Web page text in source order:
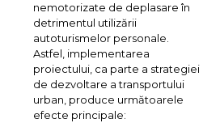
nemotorizate de deplasare în
detrimentul utilizării
autoturismelor personale.
Astfel, implementarea
proiectului, ca parte a strategiei
de dezvoltare a transportului
urban, produce următoarele
efecte principale: